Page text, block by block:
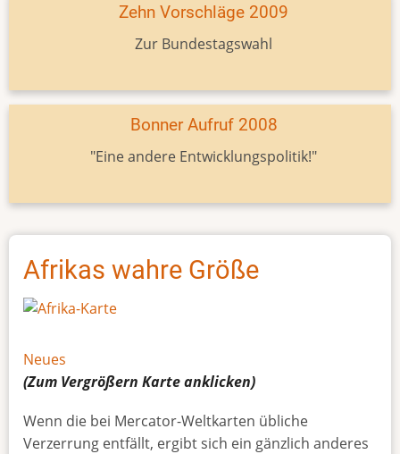
Zehn Vorschläge 2009
Zur Bundestagswahl
Bonner Aufruf 2008
"Eine andere Entwicklungspolitik!"
Afrikas wahre Größe
Neues
(Zum Vergrößern Karteanklicken)
Wenn die bei Mercator-Weltkarten übliche
Verzerrung entfällt, ergibt sich ein gänzlich anderes